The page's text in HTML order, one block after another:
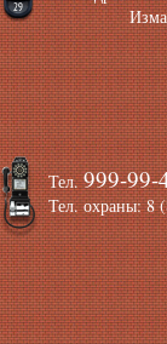
Тел.999-99-
Тел. охраны: 8